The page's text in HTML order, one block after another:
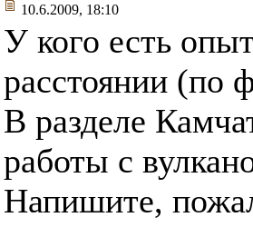
10.6.2009, 18:10
У кого есть
расстоянии (по
В разделе
работы с
Напишите,